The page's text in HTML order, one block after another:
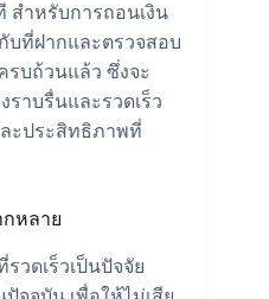
สำหรับการถอนเงิน
บที่ฝากและตรวจสอบ
รบถ้วนแล้ว ซึ่งจะ
ราบรื่นและรวดเร็ว
ะประสิทธิภาพที่
หลาย
วดเร็วเป็นปัจจัย